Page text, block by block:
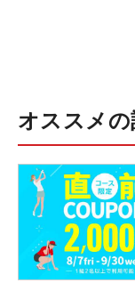
オススメ